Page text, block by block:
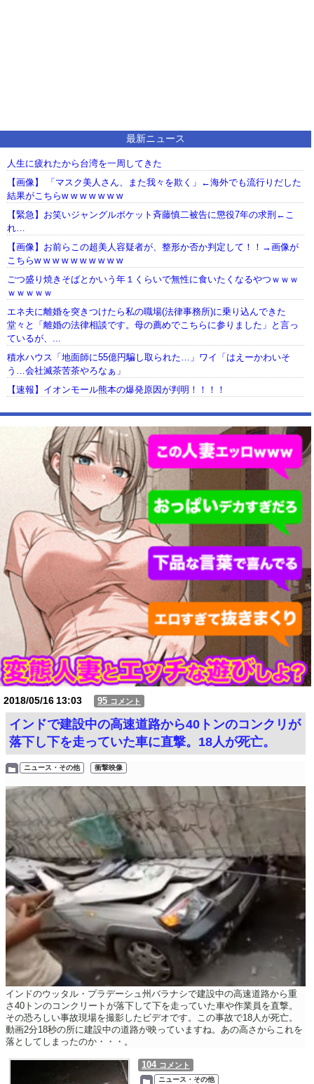
最新ニュース
人生に疲れたから台湾を一周してきた
【画像】 「マスク美人さん、また我々を欺く」←海外でも流行りだした
結果がこちらw w w w w w w
【緊急】お笑いジャングルポケット斉藤慎二被告に懲役7年の求刑←こ
れ…
【画像】お前らこの超美人容疑者が、整形か否か判定して！！→画像が
こちらw w w w w w w w w w
ごつ盛り焼きそばとかいう年１くらいで無性に食いたくなるやつｗｗｗ
ｗｗｗｗｗ
エネ夫に離婚を突きつけたら私の職場(法律事務所)に乗り込んできた
堂々と「離婚の法律相談です。母の薦めでこちらに参りました」と言っ
ているが、...
積水ハウス「地面師に55億円騙し取られた…」ワイ「はえーかわいそ
う…会社滅茶苦茶やろなぁ」
【速報】イオンモール熊本の爆発原因が判明！！！！
【動画】USJの禁止エリアに子どもたちが続々乱入 → スタッフが注意し
ても止まらない事態に
Powered by livedoor 相互RSS
2018/05/1613:03 95 コメント
インドで建設中の高速道路から40トンのコンクリが
落下し下を走っていた車に直撃。18人が死亡。
ニュース・その他 衝撃映像
インドのウッタル・プラデーシュ州バラナシで建設中の高速道路から重
さ40トンのコンクリートが落下して下を走っていた車や作業員を直撃。
その恐ろしい事故現場を撮影したビデオです。この事故で18人が死亡。
動画2分18秒の所に建設中の道路が映っていますね。あの高さからこれを
落としてしまったのか・・・。
104 コメント
ニュース・その他